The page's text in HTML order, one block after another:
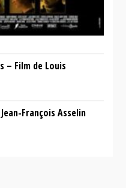
– Film de Louis
François Asselin